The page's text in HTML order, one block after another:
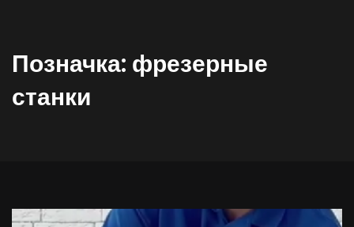
Позначка: фрезерные
станки